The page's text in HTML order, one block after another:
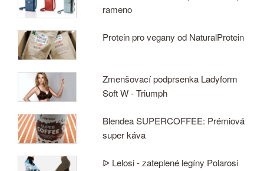
rameno
Protein pro vegany od NaturalProtein
Zmenšovací podprsenka Ladyform
Soft W - Triumph
Blendea SUPERCOFFEE: Prémiová
super káva
ᐉ Lelosi - zateplené legíny Polarosi